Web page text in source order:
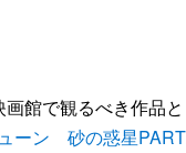
館で観るべき作品
ーン 砂の惑星